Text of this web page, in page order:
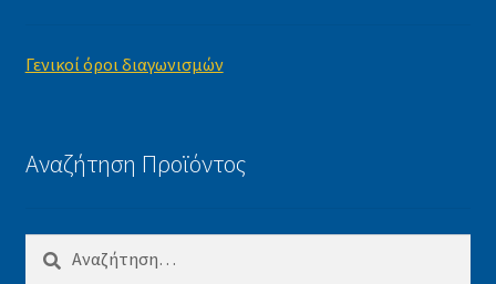
Γενικοί όροι διαγωνισμών
Αναζήτηση Προϊόντος
Αναζήτηση